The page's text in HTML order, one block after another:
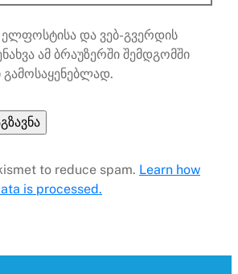
ელფოსტისა და ვებ-გვერდის
ამ ბრაუზერში შემდგომში
გამოსაყენებლად.
to reduce spam. Learn how
is processed.